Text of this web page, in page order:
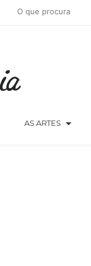
AS ARTES arrow_drop_down